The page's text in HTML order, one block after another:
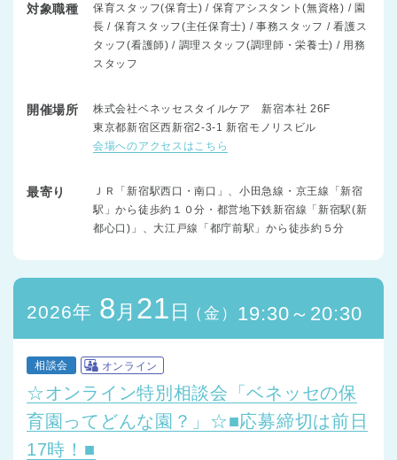
対象職種
保育スタッフ(保育士) / 保育アシスタント(無資格) / 園
長 / 保育スタッフ(主任保育士) / 事務スタッフ / 看護ス
タッフ(看護師) / 調理スタッフ(調理師・栄養士) / 用務
スタッフ
開催場所
株式会社ベネッセスタイルケア 新宿本社 26F
東京都新宿区西新宿2-3-1 新宿モノリスビル
会場へのアクセスはこちら
最寄り
ＪＲ「新宿駅西口・南口」、小田急線・京王線「新宿
駅」から徒歩約１０分・都営地下鉄新宿線「新宿駅(新
都心口)」、大江戸線「都庁前駅」から徒歩約５分
2026年 8 月 21 日 （金） 19:30～20:30
相談会 オンライン
☆オンライン特別相談会「ベネッセの保
育園ってどんな園？」☆■応募締切は前日
17時！■